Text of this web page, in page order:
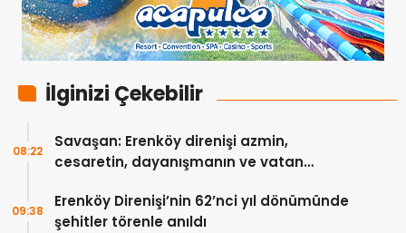
İlginizi Çekebilir
Savaşan: Erenköy direnişi azmin,
cesaretin, dayanışmanın ve vatan
08:22
Erenköy Direnişi’nin 62’nci yıl dönümünde
şehitler törenle anıldı
09:38